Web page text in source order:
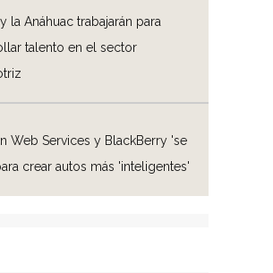
la Anáhuac trabajarán para
talento en el sector
Web Services y BlackBerry 'se
crear autos más 'inteligentes'